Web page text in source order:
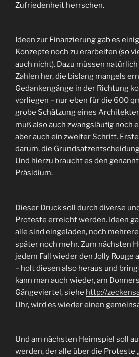
Zufriedenheit herrschen.
Ideen zur Finanzierung gab es
Konzepte noch zu erarbeiten (so
auch nicht). Dazu müssen
Zahlen her, die bislang mangels
Gedankengänge in der Richtung
vorliegen – nur eben für die 600
grobe Schätzung eines
muß also auch zwangsläufig noch
aber auch ein zweiter Schritt.
darum, die
Und hierzu braucht es den
Präsidium.
Dieser Druck soll durch diverse
Proteste erreicht werden. Ideen
alle sind eingeladen, noch
später noch mehr. Zum nächsten
jedem Fall wieder den Jolly Rouge
– holt diesen also heraus und
kann man auch wieder, am
Gängeviertel, siehe http://
Uhr, wird es wieder einen
Und am nächsten Heimspiel soll
werden, der alle über die Proteste